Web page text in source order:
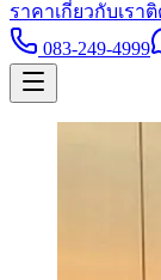
ราคาเกี่ยวกับเรา
083-249-4999